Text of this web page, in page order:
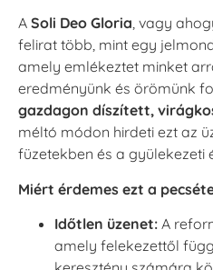
A Soli Deo Gloria, vagy
felirat több, mint egy
amely emlékeztet minket
eredményünk és örömünk
gazdagon díszített,
méltó módon hirdeti ezt az
füzetekben és a gyülekezeti
Miért érdemes ezt a
Időtlen üzenet: A
amely felekezettől